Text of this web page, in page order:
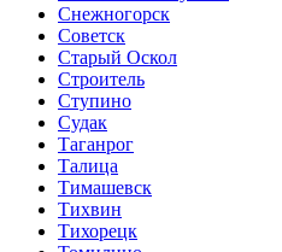
Снежногорск
Советск
Старый Оскол
Строитель
Ступино
Судак
Таганрог
Талица
Тимашевск
Тихвин
Тихорецк